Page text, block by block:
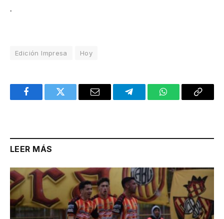
.
Edición Impresa Hoy
FacebookTwitter Email TelegramWhatsAppCopy
LEER MÁS